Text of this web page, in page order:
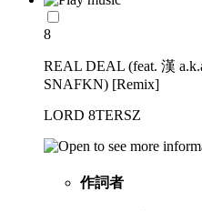
8
REAL DEAL (feat. 漢
SNAFKN) [Remix]
LORD 8TERSZ
作詞者